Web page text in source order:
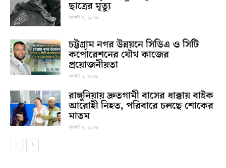
ছাত্রের মৃত্যু
আগস্ট ৭, ২০২৬
চট্টগ্রাম নগর উন্নয়নে সিডিএ ও সিটি
কর্পোরেশনের যৌথ কাজের
প্রয়োজনীয়তা
আগস্ট ৭, ২০২৬
রাঙ্গুনিয়ায় দ্রুতগামী বাসের ধাক্কায় বাইক
আরোহী নিহত, পরিবারে চলছে শোকের
মাতম
আগস্ট ৭, ২০২৬